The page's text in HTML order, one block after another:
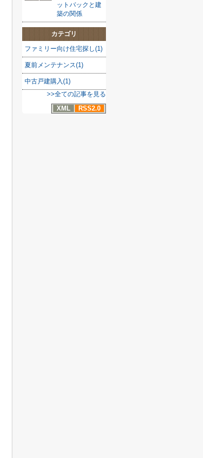
ットバックと建
築の関係
カテゴリ
ファミリー向け住宅探し(1)
夏前メンテナンス(1)
中古戸建購入(1)
>>全ての記事を見る
XML
RSS2.0